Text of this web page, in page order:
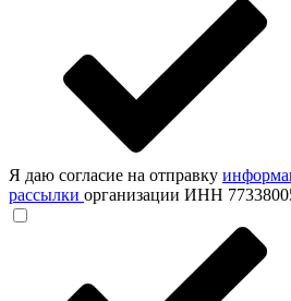
Я даю согласие на отправку
рассылки организации ИНН